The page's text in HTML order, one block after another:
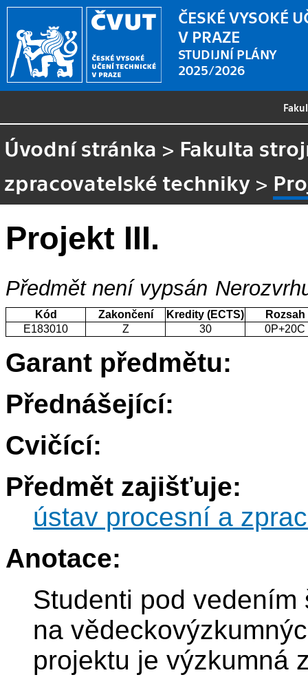
ČESKÉ VYSOKÉ
V PRAZE
STUDIJNÍ PLÁNY
2025/2026
Úvodní stránka > Fakulta
zpracovatelské techniky >
Projekt III.
Předmět není vypsán
Kód Zakončení Kredity (ECTS)
Rozsah
E183010
Z 30 0P+20C
Garant předmětu:
Přednášející:
Cvičící:
Předmět zajišťuje:
ústav procesní a
Anotace:
Studenti pod
na
projektu je výzkumná